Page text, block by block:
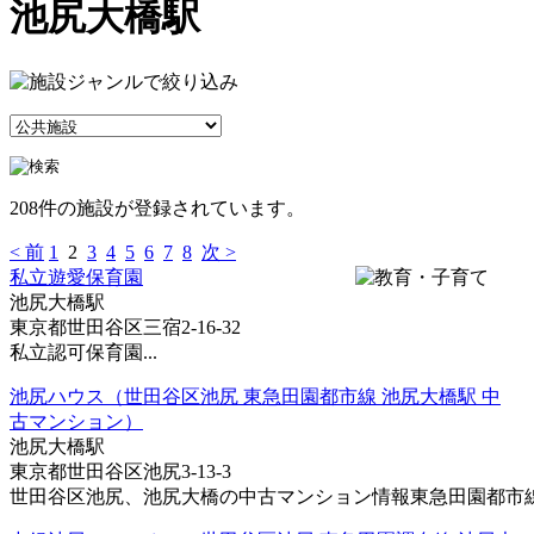
池尻大橋駅
208件の施設が登録されています。
< 前 1 2 3 4 5 6 7 8 次 >
私立遊愛保育園
池尻大橋駅
東京都世田谷区三宿2-16-32
私立認可保育園...
池尻ハウス（世田谷区池尻 東急田園都市線 池尻大橋駅 中
古マンション）
池尻大橋駅
東京都世田谷区池尻3-13-3
世田谷区池尻、池尻大橋の中古マンション情報東急田園都市